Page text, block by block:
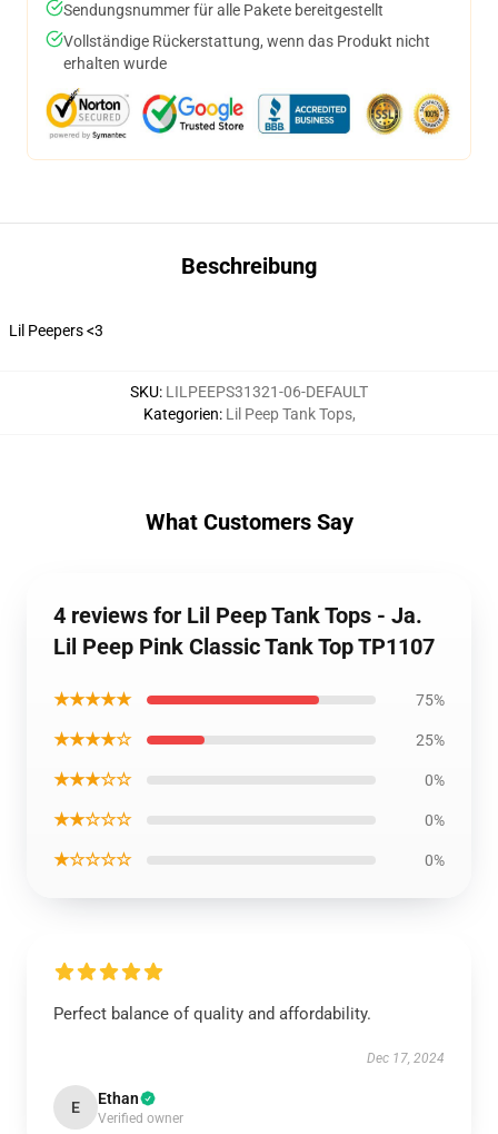
Sendungsnummer für alle Pakete bereitgestellt
Vollständige Rückerstattung, wenn das Produkt nicht
erhalten wurde
Beschreibung
Lil Peepers <3
SKU: LILPEEPS31321-06-DEFAULT
Kategorien: Lil Peep Tank Tops,
What Customers Say
4 reviews for Lil Peep Tank Tops - Ja.
Lil Peep Pink Classic Tank Top TP1107
★★★★★ 75%
★★★★☆ 25%
★★★☆☆ 0%
★★☆☆☆ 0%
★☆☆☆☆ 0%
Perfect balance of quality and affordability.
Dec 17, 2024
E Ethan
Verified owner